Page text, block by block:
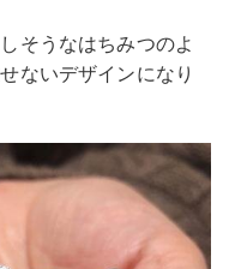
そうなはちみつのよ
ないデザインになり